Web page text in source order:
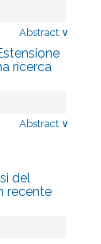
Abstract ∨
ricerca
Abstract ∨
del
recente